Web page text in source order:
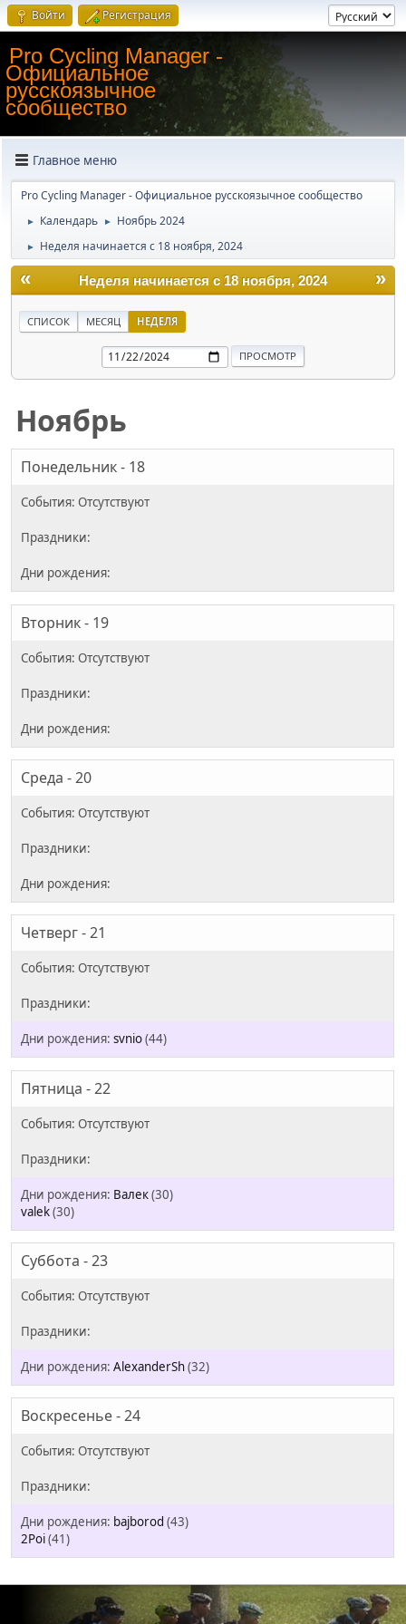
Войти Регистрация
Pro Cycling Manager -
Официальное
русскоязычное
сообщество
Главное меню
Pro Cycling Manager - Официальное русскоязычное сообщество
► Календарь ► Ноябрь 2024
► Неделя начинается с 18 ноября, 2024
« »
Неделя начинается с 18 ноября, 2024
СПИСОК МЕСЯЦ НЕДЕЛЯ
Ноябрь
Понедельник - 18
Вторник - 19
Среда - 20
Четверг - 21
svnio(44)
Пятница - 22
Валек(30)
valek(30)
Суббота - 23
AlexanderSh(32)
Воскресенье - 24
bajborod (43)
2Poi(41)